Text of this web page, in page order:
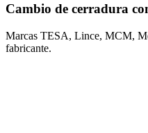
Cambio de cerradura
Marcas TESA, Lince, MCM,
fabricante.